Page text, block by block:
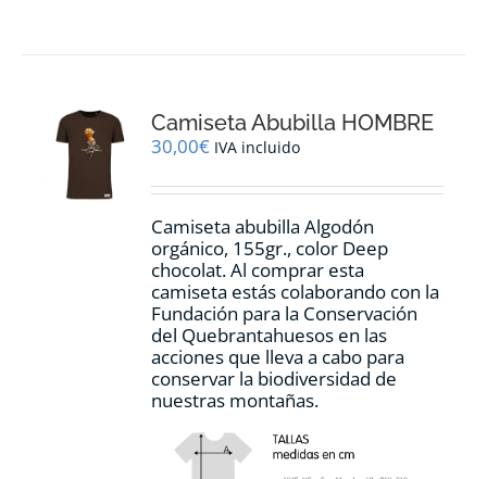
se
pueden
en
página
de
producto
Camiseta Abubilla HOMBRE
30,00€ IVA incluido
Camiseta abubilla Algodón
orgánico, 155gr., color Deep
chocolat. Al comprar esta
camiseta estás colaborando con la
Fundación para la Conservación
del Quebrantahuesos en las
acciones que lleva a cabo para
conservar la biodiversidad de
nuestras montañas.